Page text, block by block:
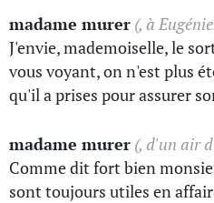
madame murer (, à
J'envie, mademoiselle, le
vous voyant, on n'est plus
qu'il a prises pour assurer
madame murer (, d'un air
Comme dit fort bien
sont toujours utiles en